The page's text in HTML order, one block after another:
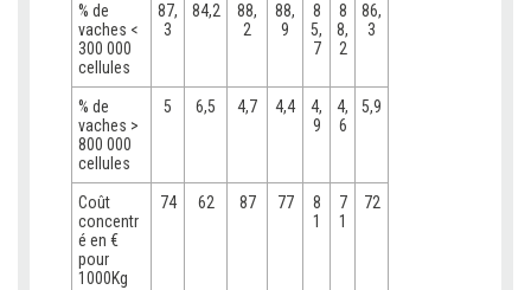
% de
vaches <
300 000
cellules
87,
3
84,2
88,
2
88,
9
8
5,
7
8
8,
2
86,
3
% de
vaches >
800 000
cellules
5 6,5 4,7 4,4
4,
9
4,
6
5,9
Coût
concentr
é en €
pour
1000Kg
74 62 87 77
8
1
7
1
72